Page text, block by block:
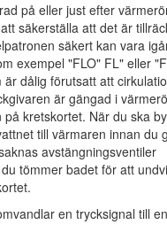
på eller just efter
säkerställa att det är
säkert kan vara
exempel "FLO" FL" eller
dålig förutsatt att
är gängad i
kretskortet. När du ska
till värmaren innan du
avstängningsventiler
tömmer badet för att
en trycksignal till